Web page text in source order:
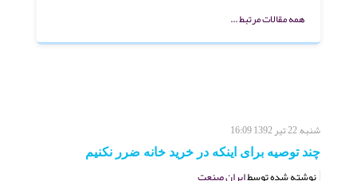
همه مقالات مرتبط ...
شنبه, 22 تیر 1392 16:09
چند توصیه برای اینکه در خرید خانه ضرر نکنیم